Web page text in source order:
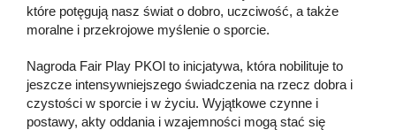
które potęgują nasz świat o dobro, uczciwość, a także
moralne i przekrojowe myślenie o sporcie.
Nagroda Fair Play PKOl to inicjatywa, która nobilituje to
jeszcze intensywniejszego świadczenia na rzecz dobra i
czystości w sporcie i w życiu. Wyjątkowe czynne i
postawy, akty oddania i wzajemności mogą stać się